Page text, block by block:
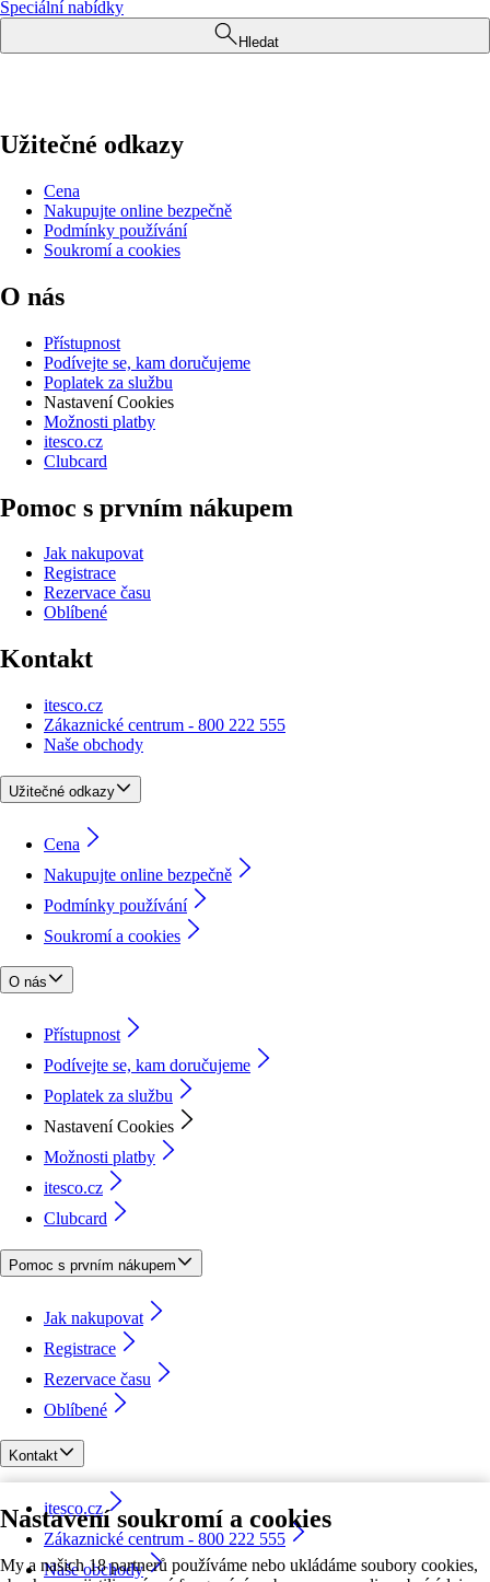
Nastavení soukromí a cookies
My a našich 18 partnerů používáme nebo ukládáme soubory cookies,
Speciální nabídky
Hledat
Užitečné odkazy
Cena
Nakupujte online bezpečně
Podmínky používání
Soukromí a cookies
O nás
Přístupnost
Podívejte se, kam doručujeme
Poplatek za službu
Nastavení Cookies
Možnosti platby
itesco.cz
Clubcard
Pomoc s prvním nákupem
Jak nakupovat
Registrace
Rezervace času
Oblíbené
Kontakt
itesco.cz
Zákaznické centrum - 800 222 555
Naše obchody
Užitečné odkazy
Cena
Nakupujte online bezpečně
Podmínky používání
Soukromí a cookies
O nás
Přístupnost
Podívejte se, kam doručujeme
Poplatek za službu
Nastavení Cookies
Možnosti platby
itesco.cz
Clubcard
Pomoc s prvním nákupem
Jak nakupovat
Registrace
Rezervace času
Oblíbené
Kontakt
itesco.cz
Zákaznické centrum - 800 222 555
Naše obchody